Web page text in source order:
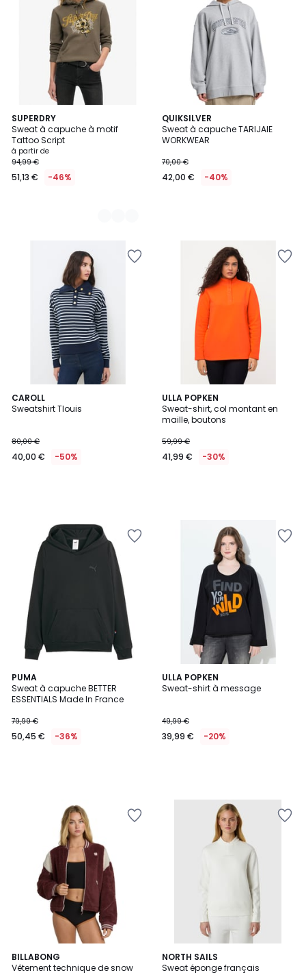
SUPERDRY
Sweat à capuche à motif
Tattoo Script
à partir de
94,99 €
51,13 € -46%
2
Couleurs
QUIKSILVER
Sweat à capuche TARIJAIE
WORKWEAR
70,00 €
42,00 € -40%
CAROLL
Sweatshirt Tlouis
80,00 €
40,00 € -50%
ULLA POPKEN
Sweat-shirt, col montant en
maille, boutons
59,99 €
41,99 € -30%
PUMA
Sweat à capuche BETTER
ESSENTIALS Made In France
79,99 €
50,45 € -36%
ULLA POPKEN
Sweat-shirt à message
49,99 €
39,99 € -20%
BILLABONG
Vêtement technique de snow
NORTH SAILS
Sweat éponge français
3
Couleurs